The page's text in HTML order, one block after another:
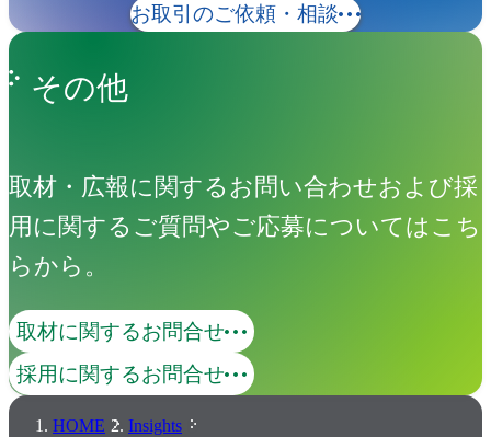
お取引のご依頼・相談
その他
取材・広報に関するお問い合わせおよび採
用に関するご質問やご応募についてはこち
らから。
取材に関するお問合せ
採用に関するお問合せ
HOME
Insights